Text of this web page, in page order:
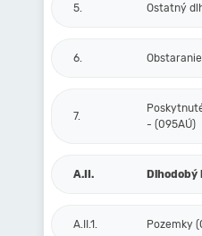
5. Ostatný
6.
7.
- (095AÚ)
A.II.
A.II.1. Pozemky